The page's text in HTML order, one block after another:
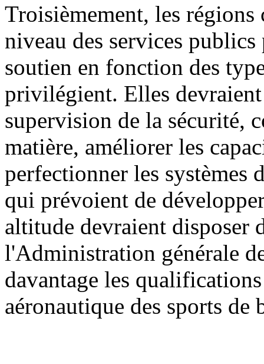
Troisièmement, les régions
niveau des services
soutien en fonction des
privilégient. Elles
supervision de la sécurité,
matière, améliorer les
perfectionner les systèmes
qui prévoient de
altitude devraient disposer
l'Administration générale
davantage les
aéronautique des sports de